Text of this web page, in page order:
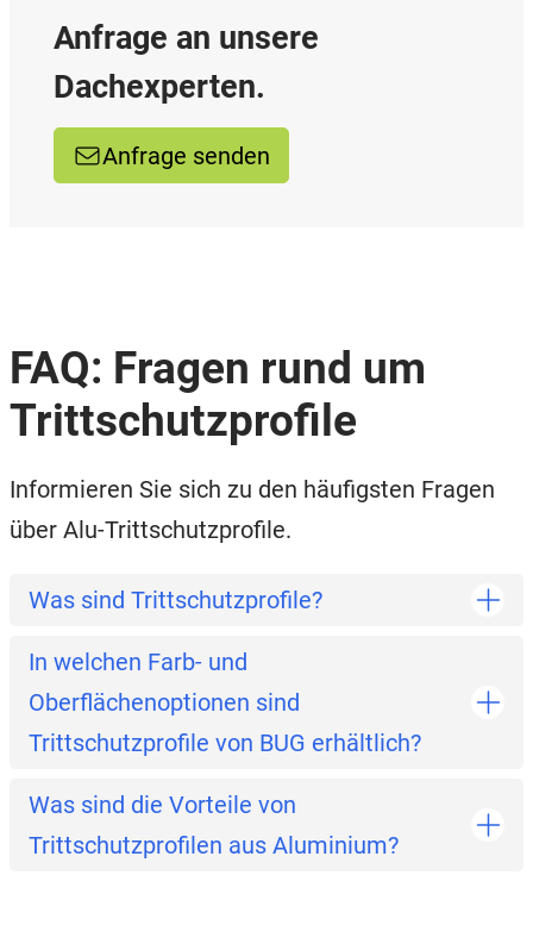
Anfrage an unsere
Dachexperten.
Anfrage senden
FAQ: Fragen rund um
Trittschutzprofile
Informieren Sie sich zu den häufigsten Fragen
über Alu-Trittschutzprofile.
Was sind Trittschutzprofile?
In welchen Farb- und
Oberflächenoptionen sind
Trittschutzprofile von BUG erhältlich?
Was sind die Vorteile von
Trittschutzprofilen aus Aluminium?